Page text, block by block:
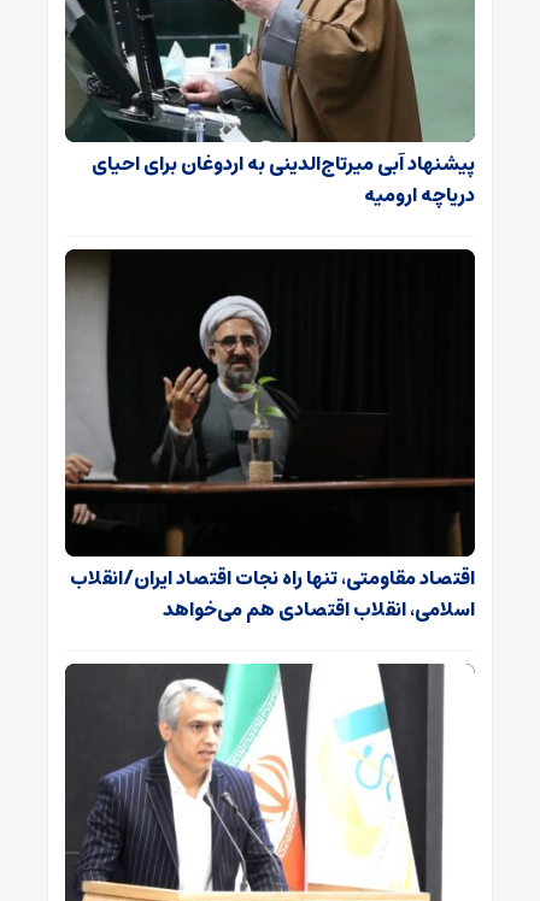
پیشنهاد آبی میرتاج‌الدینی‌ به اردوغان برای احیای
دریاچه ارومیه
اقتصاد مقاومتی، تنها راه نجات اقتصاد ایران/انقلاب
اسلامی، انقلاب اقتصادی هم می‌خواهد